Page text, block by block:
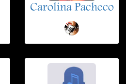
Carolina Pacheco